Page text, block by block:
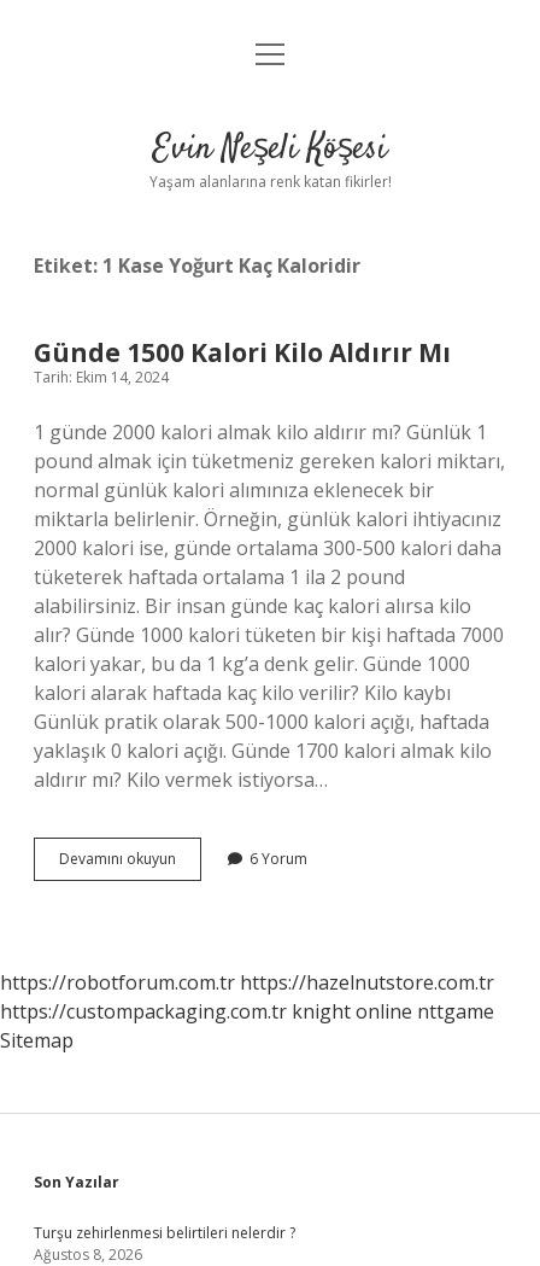
Anasayfa
Yasal Uyarı
menüyü
Evin Neşeli Köşesi
Yaşam alanlarına renk katan fikirler!
Etiket: 1 Kase Yoğurt Kaç Kaloridir
Günde 1500 Kalori Kilo Aldırır Mı
Tarih: Ekim 14, 2024
1 günde 2000 kalori almak kilo aldırır mı? Günlük 1
pound almak için tüketmeniz gereken kalori miktarı,
normal günlük kalori alımınıza eklenecek bir
miktarla belirlenir. Örneğin, günlük kalori ihtiyacınız
2000 kalori ise, günde ortalama 300-500 kalori daha
tüketerek haftada ortalama 1 ila 2 pound
alabilirsiniz. Bir insan günde kaç kalori alırsa kilo
alır? Günde 1000 kalori tüketen bir kişi haftada 7000
kalori yakar, bu da 1 kg’a denk gelir. Günde 1000
kalori alarak haftada kaç kilo verilir? Kilo kaybı
Günlük pratik olarak 500-1000 kalori açığı, haftada
yaklaşık 0 kalori açığı. Günde 1700 kalori almak kilo
aldırır mı? Kilo vermek istiyorsa…
Devamını okuyun
1500
6 Yorum
https://robotforum.com.tr https://hazelnutstore.com.tr
https://custompackaging.com.tr knight online nttgame
Sitemap
Sidebar
Son Yazılar
Turşu zehirlenmesi belirtileri nelerdir ?
Ağustos 8, 2026